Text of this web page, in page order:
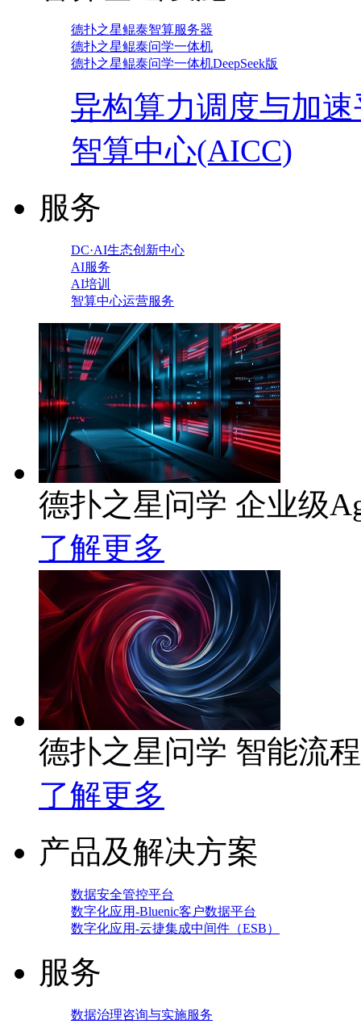
德扑之星鲲泰智算服务器
德扑之星鲲泰问学一体机
德扑之星鲲泰问学一体机DeepSeek版
异构算力调度与加
智算中心(AICC)
服务
DC·AI生态创新中心
AI服务
AI培训
智算中心运营服务
德扑之星问学 企业级
了解更多
德扑之星问学 智能流
了解更多
产品及解决方案
数据安全管控平台
数字化应用-Bluenic客户数据平台
数字化应用-云捷集成中间件（ESB）
服务
数据治理咨询与实施服务